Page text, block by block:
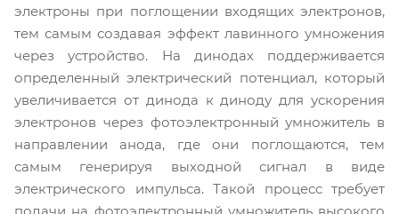
электроны при поглощении входящих электронов,
тем самым создавая эффект лавинного умножения
через устройство. На динодах поддерживается
определенный электрический потенциал, который
увеличивается от динода к диноду для ускорения
электронов через фотоэлектронный умножитель в
направлении анода, где они поглощаются, тем
самым генерируя выходной сигнал в виде
электрического импульса. Такой процесс требует